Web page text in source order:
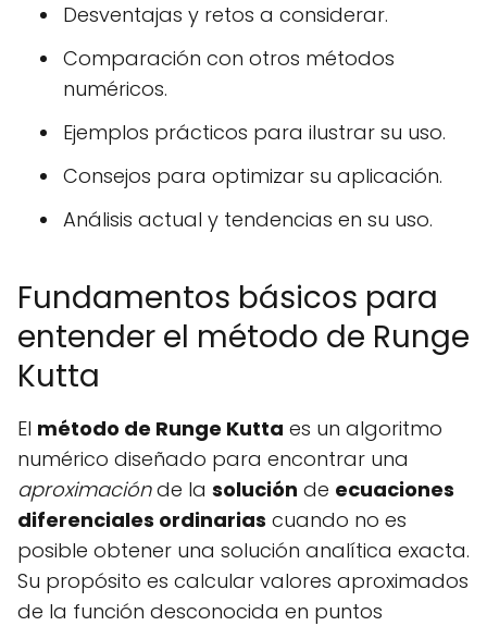
Desventajas y retos a considerar.
Comparación con otros métodos
numéricos.
Ejemplos prácticos para ilustrar su uso.
Consejos para optimizar su aplicación.
Análisis actual y tendencias en su uso.
Fundamentos básicos para
entender el método de Runge
Kutta
El método de Runge Kutta es un algoritmo
numérico diseñado para encontrar una
aproximaciónde la solución de ecuaciones
diferenciales ordinarias cuando no es
posible obtener una solución analítica exacta.
Su propósito es calcular valores aproximados
de la función desconocida en puntos